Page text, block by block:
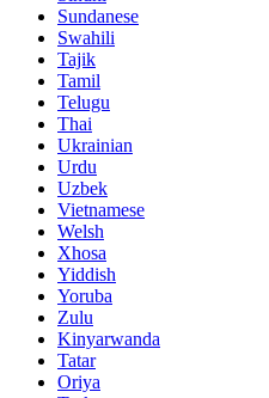
Sundanese
Swahili
Tajik
Tamil
Telugu
Thai
Ukrainian
Urdu
Uzbek
Vietnamese
Welsh
Xhosa
Yiddish
Yoruba
Zulu
Kinyarwanda
Tatar
Oriya